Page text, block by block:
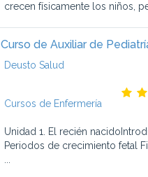
crecen físicamente los niños,
Curso de Auxiliar de
Deusto Salud
Cursos de Enfermería
Unidad 1. El recién
Periodos de crecimiento fetal
...